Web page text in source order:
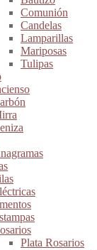
Comunión
Candelas
Lamparillas
Mariposas
Tulipas
Plata Rosarios